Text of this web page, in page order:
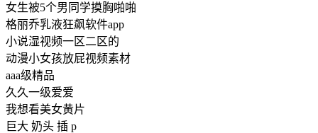
女生被5个男同学摸胸啪啪
格丽乔乳液狂飙软件app
小说湿视频一区二区的
动漫小女孩放屁视频素材
aaa级精品
久久一级爱爱
我想看美女黄片
巨大 奶头 插 p